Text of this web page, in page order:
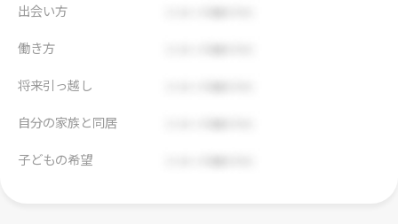
出会い方
働き方
将来引っ越し
自分の家族と同居
子どもの希望